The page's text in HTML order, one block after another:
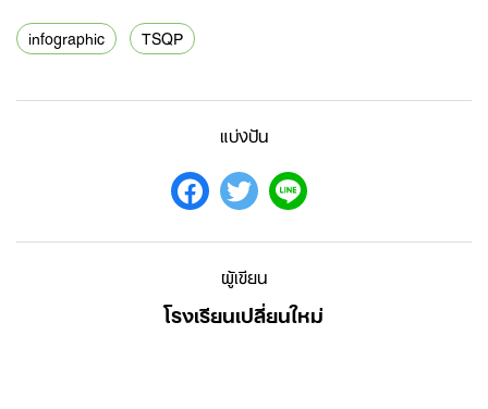
Search
infographic TSQP
แบ่งปัน
ผู้เขียน
โรงเรียนเปลี่ยนใหม่